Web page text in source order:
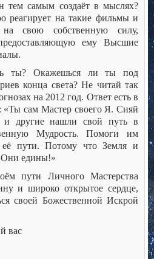
тем самым создаёт в мыслях?
реагирует на такие фильмы и
на свою собственную силу,
ему Высшие
ты? Окажешься ли ты под
конца света? Не читай так
на 2012 год. Ответ есть в
«Ты сам Мастер своего Я. Сияй
и другие нашли свой путь в
Мудрость. Помоги им
пути. Потому что Земля и
Они едины!»
пути Личного Мастерства
и широко открытое сердце,
своей Божественной Искрой
вас